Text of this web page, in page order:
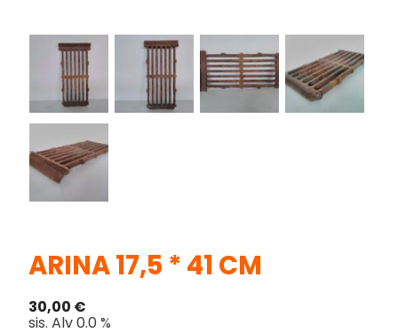
ARINA 17,5 * 41 CM
30,00 €
sis. Alv 0.0 %